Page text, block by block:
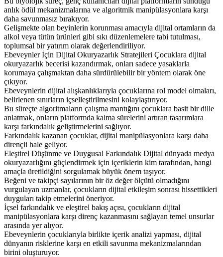
anlık ödül mekanizmalarına ve algoritmik manipülasyonlara karşı
daha savunmasız bırakıyor.
Gelişmekte olan beyinlerin korunması amacıyla dijital ortamların da
alkol veya tütün ürünleri gibi sıkı düzenlemelere tabi tutulması,
toplumsal bir yatırım olarak değerlendiriliyor.
Ebeveynler İçin Dijital Okuryazarlık Stratejileri Çocuklara dijital
okuryazarlık becerisi kazandırmak, onları sadece yasaklarla
korumaya çalışmaktan daha sürdürülebilir bir yöntem olarak öne
çıkıyor.
Ebeveynlerin dijital alışkanlıklarıyla çocuklarına rol model olmaları,
belirlenen sınırların içselleştirilmesini kolaylaştırıyor.
Bu süreçte algoritmaların çalışma mantığını çocuklara basit bir dille
anlatmak, onların platformda kalma sürelerini artıran tasarımlara
karşı farkındalık geliştirmelerini sağlıyor.
Farkındalık kazanan çocuklar, dijital manipülasyonlara karşı daha
dirençli hale geliyor.
Eleştirel Düşünme ve Duygusal Farkındalık Dijital dünyada medya
okuryazarlığını güçlendirmek için içeriklerin kim tarafından, hangi
amaçla üretildiğini sorgulamak büyük önem taşıyor.
Beğeni ve takipçi sayılarının bir öz değer ölçütü olmadığını
vurgulayan uzmanlar, çocukların dijital etkileşim sonrası hissettikleri
duyguları takip etmelerini öneriyor.
İçsel farkındalık ve eleştirel bakış açısı, çocukların dijital
manipülasyonlara karşı direnç kazanmasını sağlayan temel unsurlar
arasında yer alıyor.
Ebeveynlerin çocuklarıyla birlikte içerik analizi yapması, dijital
dünyanın risklerine karşı en etkili savunma mekanizmalarından
birini oluşturuyor.